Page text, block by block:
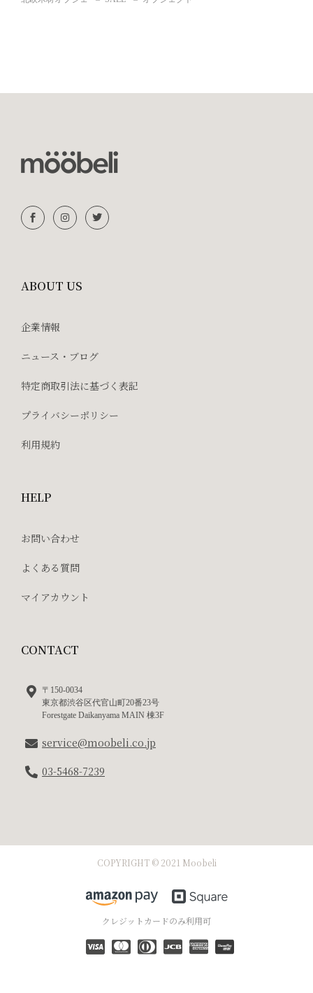
ABOUT US
企業情報
ニュース・ブログ
特定商取引法に基づく表記
プライバシーポリシー
利用規約
HELP
お問い合わせ
よくある質問
マイアカウント
CONTACT
〒150-0034
東京都渋谷区代官山町20番23号
Forestgate Daikanyama MAIN 棟3F
service@moobeli.co.jp
03-5468-7239
COPYRIGHT © 2021 Moobeli
クレジットカードのみ利用可